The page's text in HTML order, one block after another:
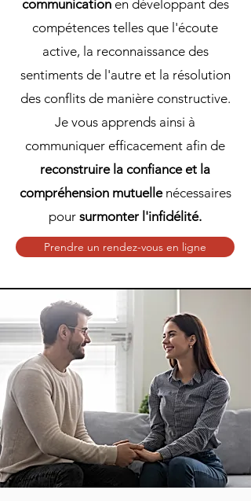
communication en développant des
compétences telles que l'écoute
active, la reconnaissance des
sentiments de l'autre et la résolution
des conflits de manière constructive.
Je vous apprends ainsi à
communiquer efficacement afin de
reconstruire la confiance et la
compréhension mutuelle nécessaires
pour surmonter l'infidélité.
Prendre un rendez-vous en ligne